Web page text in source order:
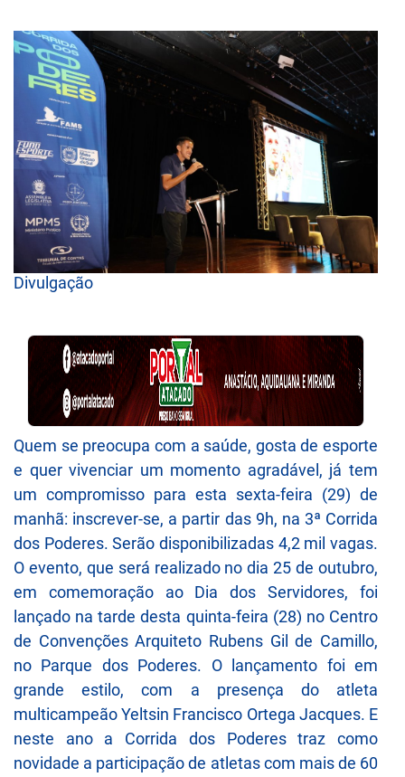
Divulgação
Quem se preocupa com a saúde, gosta de esporte
e quer vivenciar um momento agradável, já tem
um compromisso para esta sexta-feira (29) de
manhã: inscrever-se, a partir das 9h, na 3ª Corrida
dos Poderes. Serão disponibilizadas 4,2 mil vagas.
O evento, que será realizado no dia 25 de outubro,
em comemoração ao Dia dos Servidores, foi
lançado na tarde desta quinta-feira (28) no Centro
de Convenções Arquiteto Rubens Gil de Camillo,
no Parque dos Poderes. O lançamento foi em
grande estilo, com a presença do atleta
multicampeão Yeltsin Francisco Ortega Jacques. E
neste ano a Corrida dos Poderes traz como
novidade a participação de atletas com mais de 60